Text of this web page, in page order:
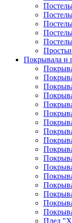
Покрывала и
Плед